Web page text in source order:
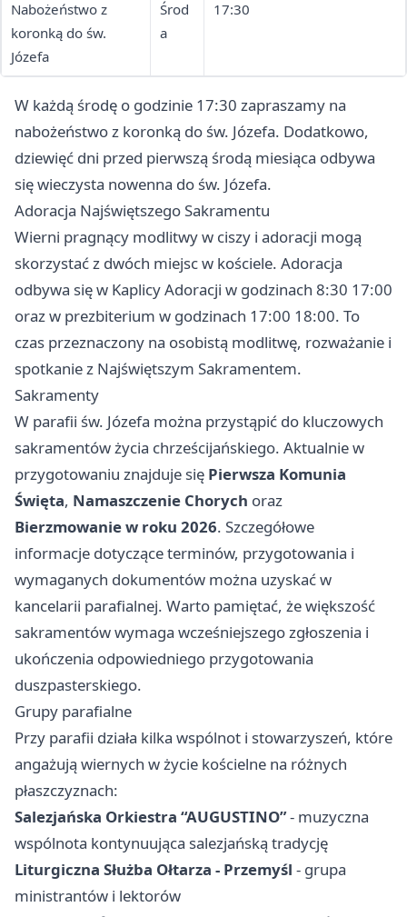
Nabożeństwo z
koronką do św.
Józefa
Środ
a
17:30
W każdą środę o godzinie 17:30 zapraszamy na
nabożeństwo z koronką do św. Józefa. Dodatkowo,
dziewięć dni przed pierwszą środą miesiąca odbywa
się wieczysta nowenna do św. Józefa.
Adoracja Najświętszego Sakramentu
Wierni pragnący modlitwy w ciszy i adoracji mogą
skorzystać z dwóch miejsc w kościele. Adoracja
odbywa się w Kaplicy Adoracji w godzinach 8:30 17:00
oraz w prezbiterium w godzinach 17:00 18:00. To
czas przeznaczony na osobistą modlitwę, rozważanie i
spotkanie z Najświętszym Sakramentem.
Sakramenty
W parafii św. Józefa można przystąpić do kluczowych
sakramentów życia chrześcijańskiego. Aktualnie w
przygotowaniu znajduje się Pierwsza Komunia
Święta, Namaszczenie Chorych oraz
Bierzmowanie w roku 2026. Szczegółowe
informacje dotyczące terminów, przygotowania i
wymaganych dokumentów można uzyskać w
kancelarii parafialnej. Warto pamiętać, że większość
sakramentów wymaga wcześniejszego zgłoszenia i
ukończenia odpowiedniego przygotowania
duszpasterskiego.
Grupy parafialne
Przy parafii działa kilka wspólnot i stowarzyszeń, które
angażują wiernych w życie kościelne na różnych
płaszczyznach:
Salezjańska Orkiestra “AUGUSTINO”- muzyczna
wspólnota kontynuująca salezjańską tradycję
Liturgiczna Służba Ołtarza - Przemyśl - grupa
ministrantów i lektorów